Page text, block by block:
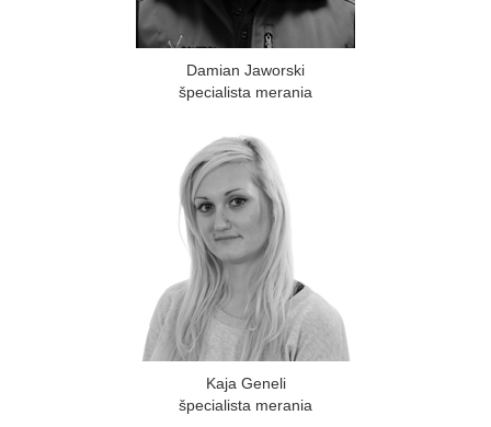
Damian Jaworski
špecialista merania
Kaja Geneli
špecialista merania